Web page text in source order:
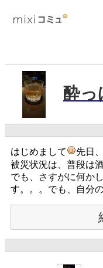
酔っ
はじめまして
先日
被災状況は、普段は
でも、さすがに何か
す。。。でも、自分